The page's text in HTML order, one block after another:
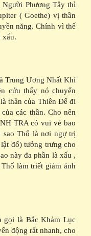
Phương Tây thì
( Goethe) vị thần
năng. Chính vì thế
xấu.
Trung Ương Nhất Khí
cứu thấy nó chuyển
thần của Thiên Đế đi
các thần. Cho nên
TRA có vui vẻ bao
sao Thổ là nơi ngự trị
đổ) tưởng trưng cho
này đa phần là xấu ,
làm triết giảm ảnh
gọi là Bắc Khảm Lục
động rất nhanh, cho